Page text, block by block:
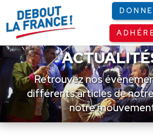
Retrouvez nos
différents articles de
notre
Panneau de gestion des cookies